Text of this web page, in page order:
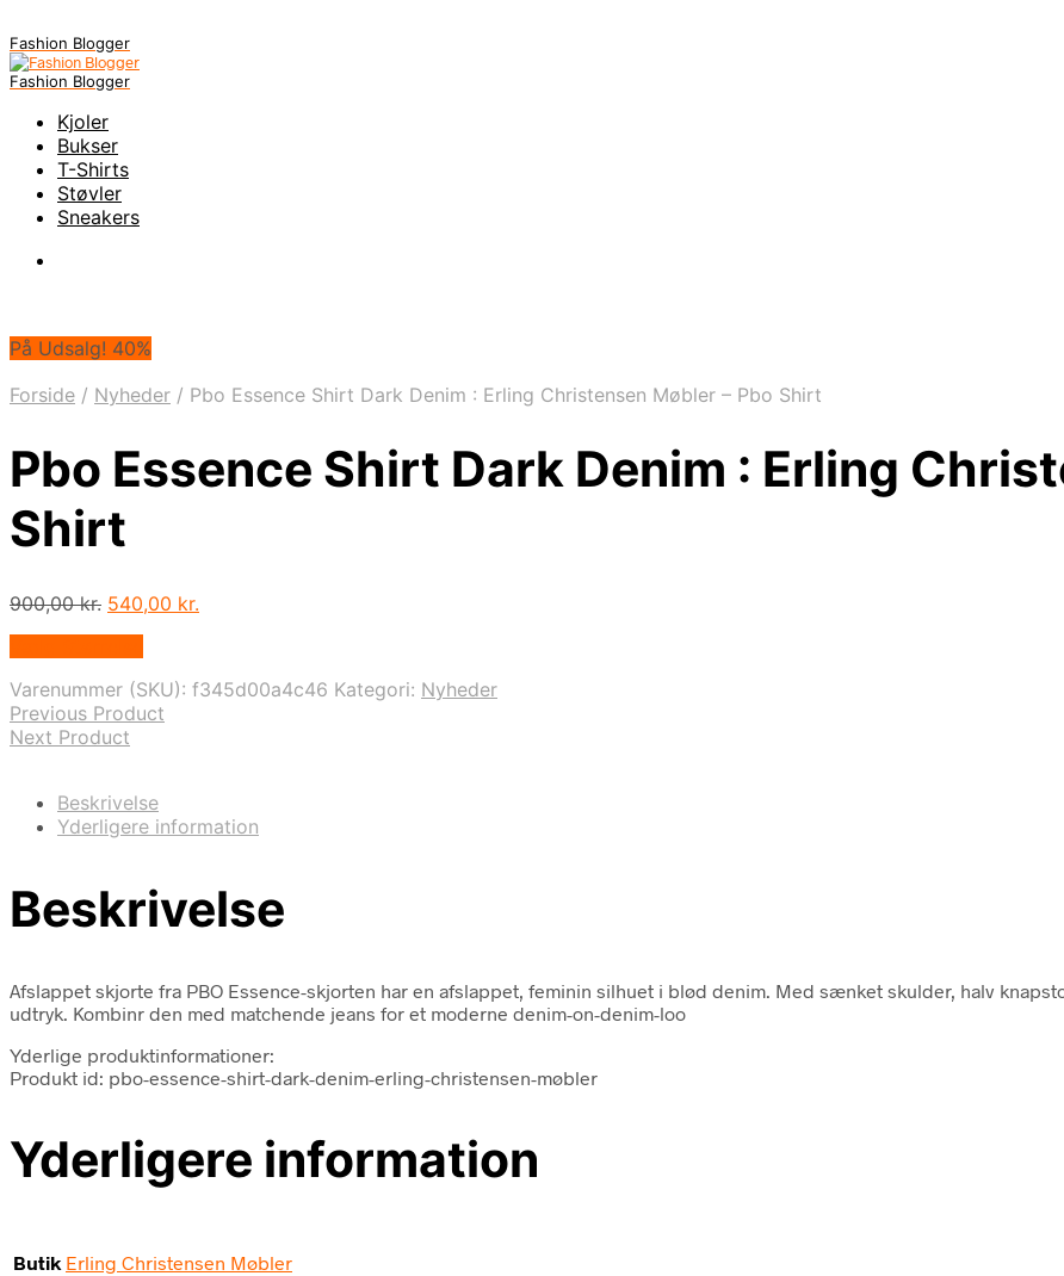
Fashion Blogger
Fashion Blogger
Kjoler
Bukser
T-Shirts
Støvler
Sneakers
På Udsalg! 40%
Forside / Nyheder / Pbo Essence Shirt Dark Denim : Erling Christensen Møbler – Pbo Shirt
Pbo Essence Shirt Dark Denim : Erling
Shirt
900,00kr. Den
900,00 kr..
540,00 kr.
540,00 kr..
Varenummer (SKU): f345d00a4c46 Kategori: Nyheder
Previous Product
Next Product
Beskrivelse
Yderligere information
Beskrivelse
Afslappet skjorte fra PBO Essence-skjorten har en afslappet, feminin silhuet i blød denim. Med sænket skulder, halv
udtryk. Kombinr den med matchende jeans for et moderne denim-on-denim-loo
Yderlige produktinformationer:
Produkt id: pbo-essence-shirt-dark-denim-erling-christensen-møbler
Yderligere information
Butik Erling Christensen Møbler